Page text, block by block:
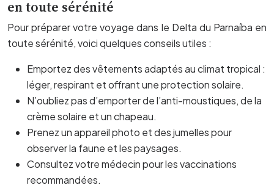
en toute sérénité
Pour préparer votre voyage dans le Delta du Parnaíba en
toute sérénité, voici quelques conseils utiles :
Emportez des vêtements adaptés au climat tropical :
léger, respirant et offrant une protection solaire.
N’oubliez pas d’emporter de l’anti-moustiques, de la
crème solaire et un chapeau.
Prenez un appareil photo et des jumelles pour
observer la faune et les paysages.
Consultez votre médecin pour les vaccinations
recommandées.